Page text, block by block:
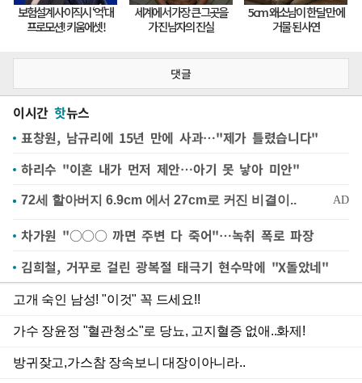
댓글
이시간 핫뉴스
표창원, 남규리에 15년 만에 사과…"제가 틀렸습니다"
하리수 "이혼 내가 먼저 제안…아기 못 낳아 미안"
차가원 "○○○ 까면 주변 다 죽어"…녹취 폭로 파장
김희철, 거꾸로 걸린 광복절 태극기 현수막에 "X돌았네"